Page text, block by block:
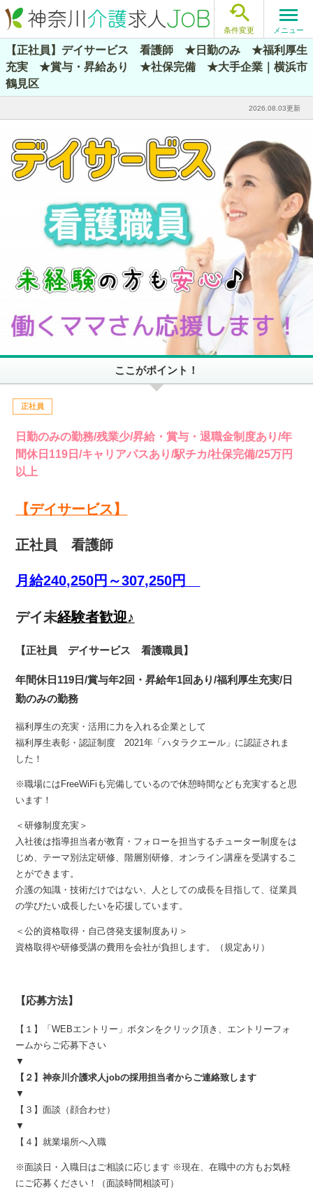

条件変更 メニュー
【正社員】デイサービス 看護師 ★日勤のみ ★福利厚生
充実 ★賞与・昇給あり ★社保完備 ★大手企業｜横浜市
鶴見区
2026.08.03更新
ここがポイント！
正社員
日勤のみの勤務/残業少/昇給・賞与・退職金制度あり/年
間休日119日/キャリアパスあり/駅チカ/社保完備/25万円
以上
【デイサービス】
正社員 看護師
月給240,250円～307,250円
デイ未経験者歓迎♪
【正社員 デイサービス 看護職員】
年間休日119日/賞与年2回・昇給年1回あり/福利厚生充実/日
勤のみの勤務
福利厚生の充実・活用に力を入れる企業として
福利厚生表彰・認証制度 2021年「ハタラクエール」に認証されま
した！
※職場にはFreeWiFiも完備しているので休憩時間なども充実すると思
います！
＜研修制度充実＞
入社後は指導担当者が教育・フォローを担当するチューター制度をは
じめ、テーマ別法定研修、階層別研修、オンライン講座を受講するこ
とができます。
介護の知識・技術だけではない、人としての成長を目指して、従業員
の学びたい成長したいを応援しています。
＜公的資格取得・自己啓発支援制度あり＞
資格取得や研修受講の費用を会社が負担します。（規定あり）
【応募方法】
【１】「WEBエントリー」ボタンをクリック頂き、エントリーフォ
ームからご応募下さい
▼
【２】神奈川介護求人jobの採用担当者からご連絡致します
▼
【３】面談（顔合わせ）
▼
【４】就業場所へ入職
※面談日・入職日はご相談に応じます ※現在、在職中の方もお気軽
にご応募ください！（面談時間相談可）